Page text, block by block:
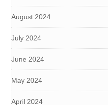
August 2024
July 2024
June 2024
May 2024
April 2024